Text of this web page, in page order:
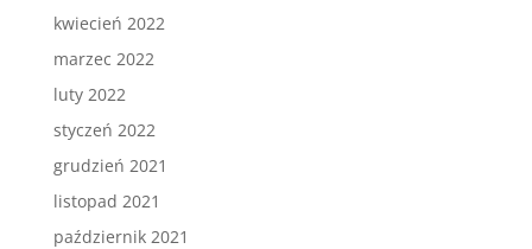
kwiecień 2022
marzec 2022
luty 2022
styczeń 2022
grudzień 2021
listopad 2021
październik 2021